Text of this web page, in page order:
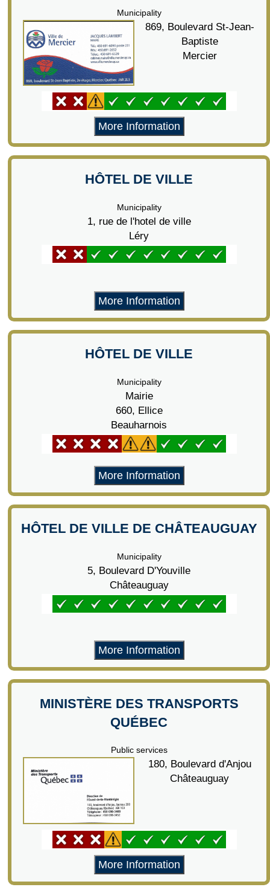
Municipality
869, Boulevard St-Jean-
Baptiste
Mercier
More Information
HÔTEL DE VILLE
Municipality
1, rue de l'hotel de ville
Léry
More Information
HÔTEL DE VILLE
Municipality
Mairie
660, Ellice
Beauharnois
More Information
HÔTEL DE VILLE DE CHÂTEAUGUAY
Municipality
5, Boulevard D'Youville
Châteauguay
More Information
MINISTÈRE DES TRANSPORTS
QUÉBEC
Public services
180, Boulevard d'Anjou
Châteauguay
More Information